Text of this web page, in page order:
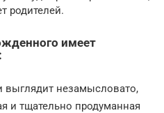
родителей.
имеет
выглядит незамысловато,
и тщательно продуманная